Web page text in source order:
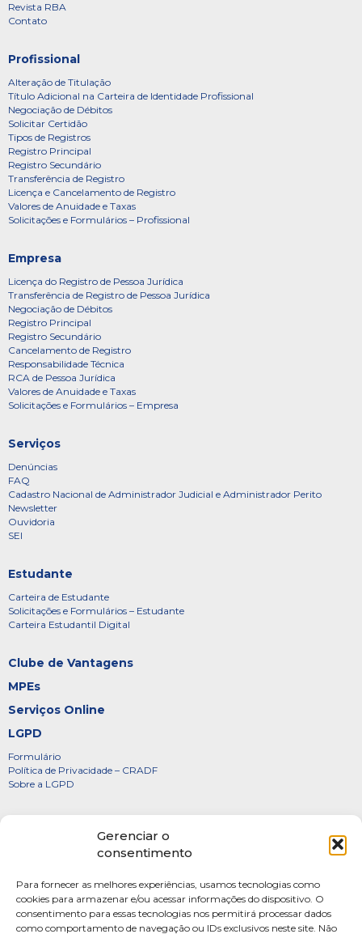
Gerenciar o
consentimento
Para fornecer as melhores experiências, usamos tecnologias como
cookies para armazenar e/ou acessar informações do dispositivo. O
consentimento para essas tecnologias nos permitirá processar dados
como comportamento de navegação ou IDs exclusivos neste site. Não
Revista RBA
Contato
Profissional
Alteração de Titulação
Título Adicional na Carteira de Identidade Profissional
Negociação de Débitos
Solicitar Certidão
Tipos de Registros
Registro Principal
Registro Secundário
Transferência de Registro
Licença e Cancelamento de Registro
Valores de Anuidade e Taxas
Solicitações e Formulários – Profissional
Empresa
Licença do Registro de Pessoa Jurídica
Transferência de Registro de Pessoa Jurídica
Negociação de Débitos
Registro Principal
Registro Secundário
Cancelamento de Registro
Responsabilidade Técnica
RCA de Pessoa Jurídica
Valores de Anuidade e Taxas
Solicitações e Formulários – Empresa
Serviços
Denúncias
FAQ
Cadastro Nacional de Administrador Judicial e Administrador Perito
Newsletter
Ouvidoria
SEI
Estudante
Carteira de Estudante
Solicitações e Formulários – Estudante
Carteira Estudantil Digital
Clube de Vantagens
MPEs
Serviços Online
LGPD
Formulário
Política de Privacidade – CRADF
Sobre a LGPD
Diretoria
FOTOS